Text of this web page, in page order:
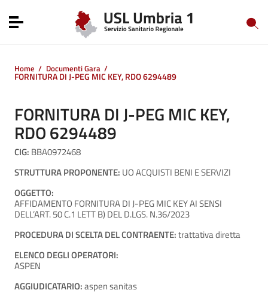
Vai al menu di navigazione
Toggle navigation
Home / Documenti Gara /
FORNITURA DI J-PEG MIC KEY, RDO 6294489
FORNITURA DI J-PEG MIC KEY,
RDO 6294489
CIG: BBA0972468
STRUTTURA PROPONENTE: UO ACQUISTI BENI E SERVIZI
OGGETTO:
AFFIDAMENTO FORNITURA DI J-PEG MIC KEY AI SENSI
DELL’ART. 50 C.1 LETT B) DEL D.LGS. N.36/2023
PROCEDURA DI SCELTA DEL CONTRAENTE:trattativa diretta
ELENCO DEGLI OPERATORI:
ASPEN
AGGIUDICATARIO:aspen sanitas